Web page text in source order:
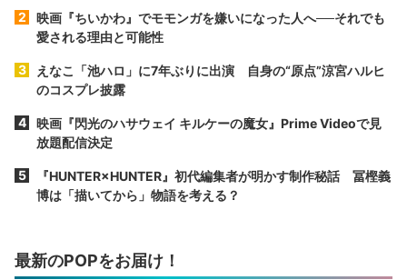
映画『ちいかわ』でモモンガを嫌いになった人へ──それでも
愛される理由と可能性
えなこ「池ハロ」に7年ぶりに出演 自身の“原点”涼宮ハルヒ
のコスプレ披露
映画『閃光のハサウェイ キルケーの魔女』Prime Videoで見
放題配信決定
『HUNTER×HUNTER』初代編集者が明かす制作秘話 冨樫義
博は「描いてから」物語を考える？
最新のPOPをお届け！